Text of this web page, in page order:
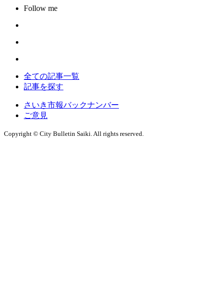
Follow me
全ての記事一覧
記事を探す
さいき市報バックナンバー
ご意見
Copyright © City Bulletin Saiki. All rights reserved.